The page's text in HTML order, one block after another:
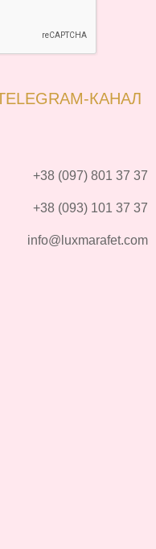
КАНАЛ
+38 (097) 801 37 37
+38 (093) 101 37 37
info@luxmarafet.com